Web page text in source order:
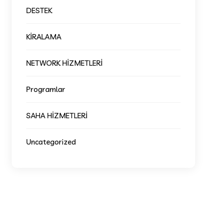
DESTEK
KİRALAMA
NETWORK HİZMETLERİ
Programlar
SAHA HİZMETLERİ
Uncategorized